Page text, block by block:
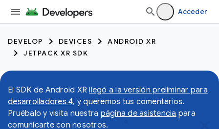
Acceder
DEVELOP DEVICES
ANDROID XR
JETPACK XR SDK
El SDK de Android XRllegó a la versión preliminar para
desarrolladores 4, y queremos tus comentarios.
Pruébalo y visita nuestra página de asistencia para
comunicarte con nosotros.